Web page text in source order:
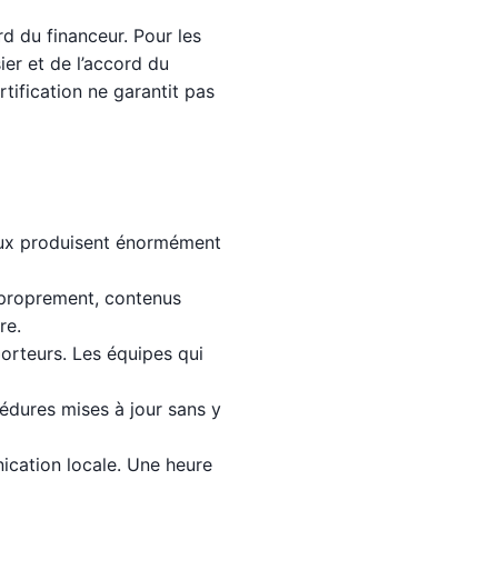
du financeur. Pour les
et de l’accord du
ne garantit pas
produisent énormément
contenus
Les équipes qui
mises à jour sans y
locale. Une heure